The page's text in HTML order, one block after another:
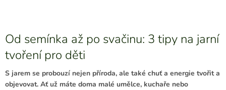
Od semínka až po svačinu: 3 tipy na jarní
tvoření pro děti
S jarem se probouzí nejen příroda, ale také chuť a energie tvořit a
objevovat. Ať už máte doma malé umělce, kuchaře nebo